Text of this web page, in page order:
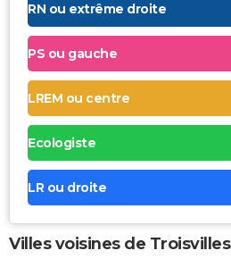
RN ou extrême droite
PS ou gauche
LREM ou centre
Ecologiste
LR ou droite
Villes voisines de Troisvilles